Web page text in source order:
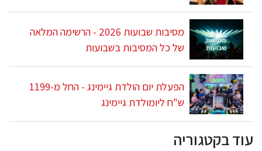
מסיבות שבועות 2026 - הרשימה המלאה
של כל המסיבות בשבועות
הפעלת יום הולדת גיימינג - החל מ-1199
ש"ח ליומולדת גיימינג
עוד בקטגוריה